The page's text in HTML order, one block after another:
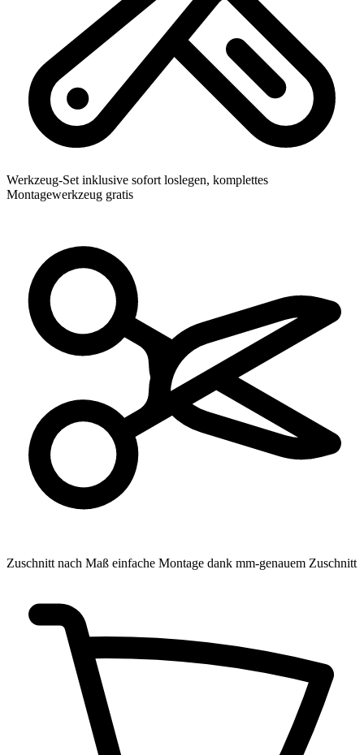
Werkzeug-Set inklusive sofort loslegen, komplettes
Montagewerkzeug gratis
Zuschnitt nach Maß einfache Montage dank mm-genauem Zuschnitt